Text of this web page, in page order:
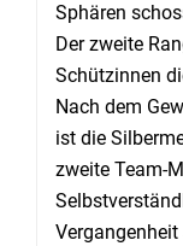
Sphären
Der zweite
Schützinnen
Nach dem
ist die
zweite Team-